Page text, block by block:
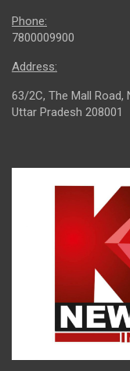
Phone:
7800009900
Address:
63/2C, The Mall Road,
Uttar Pradesh 208001